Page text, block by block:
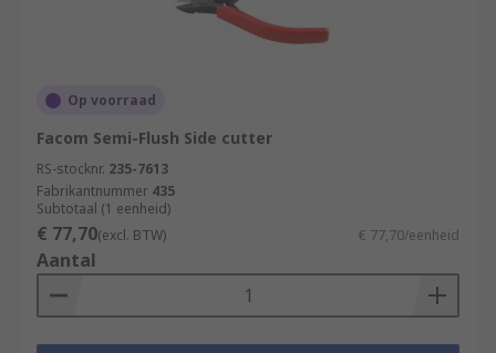
Op voorraad
Facom Semi-Flush Side cutter
RS-stocknr. 235-7613
Fabrikantnummer 435
Subtotaal (1 eenheid)
€ 77,70(excl. BTW) € 77,70/eenheid
Aantal